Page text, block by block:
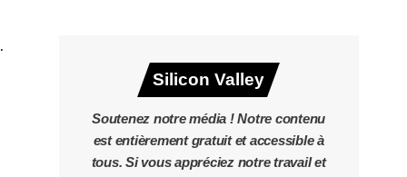
Silicon Valley
Soutenez notre média ! Notre contenu
est entièrement gratuit et accessible à
tous. Si vous appréciez notre travail et